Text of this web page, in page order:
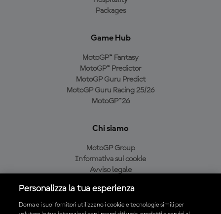
Packages
Game Hub
MotoGP™ Fantasy
MotoGP™ Predictor
MotoGP Guru Predict
MotoGP Guru Racing 25/26
MotoGP™26
Chi siamo
MotoGP Group
Informativa sui cookie
Avviso legale
Condizioni di acquisto
Personalizza la tua esperienza
Dorna e i suoi fornitori utilizzano i cookie e tecnologie simili per